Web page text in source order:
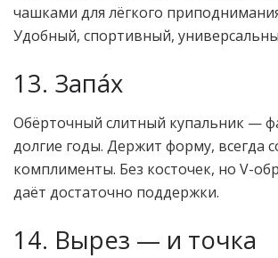
чашками для лёгкого
Удобный, спортивный,
13. Запа́х
Обёрточный слитный купальник —
долгие годы. Держит форму, всегда
комплименты. Без косточек, но V-
даёт достаточно поддержки.
14. Вырез — и точка